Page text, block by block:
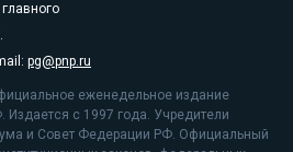
pg@pnp.ru
еженедельное издание
с 1997 года. Учредители
и Совет Федерации РФ. Официальный